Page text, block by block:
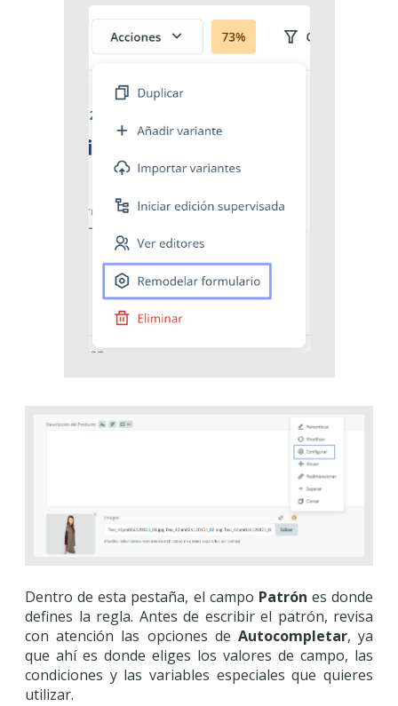
Dentro de esta pestaña, el campo Patrón es donde
defines la regla. Antes de escribir el patrón, revisa
con atención las opciones de Autocompletar, ya
que ahí es donde eliges los valores de campo, las
condiciones y las variables especiales que quieres
utilizar.